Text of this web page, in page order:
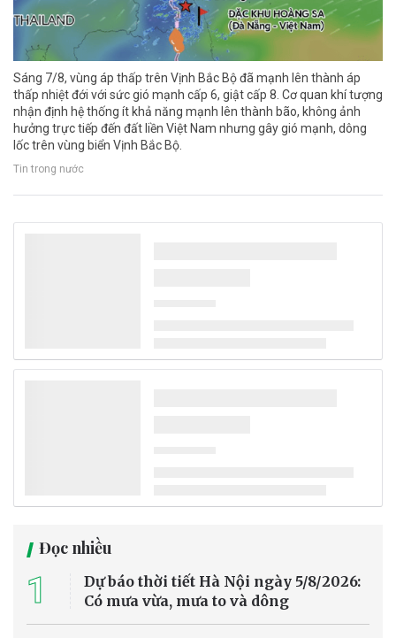
Sáng 7/8, vùng áp thấp trên Vịnh Bắc Bộ đã mạnh lên thành áp
thấp nhiệt đới với sức gió mạnh cấp 6, giật cấp 8. Cơ quan khí tượng
nhận định hệ thống ít khả năng mạnh lên thành bão, không ảnh
hưởng trực tiếp đến đất liền Việt Nam nhưng gây gió mạnh, dông
lốc trên vùng biển Vịnh Bắc Bộ.
Tin trong nước
Đọc nhiều
1
Dự báo thời tiết Hà Nội ngày 5/8/2026:
Có mưa vừa, mưa to và dông